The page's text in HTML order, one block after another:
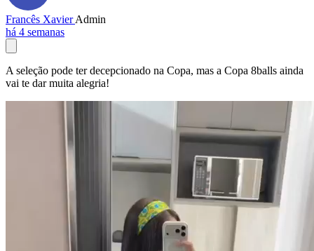
Francês XavierAdmin
há 4 semanas
A seleção pode ter decepcionado na Copa, mas a Copa 8balls ainda
vai te dar muita alegria!